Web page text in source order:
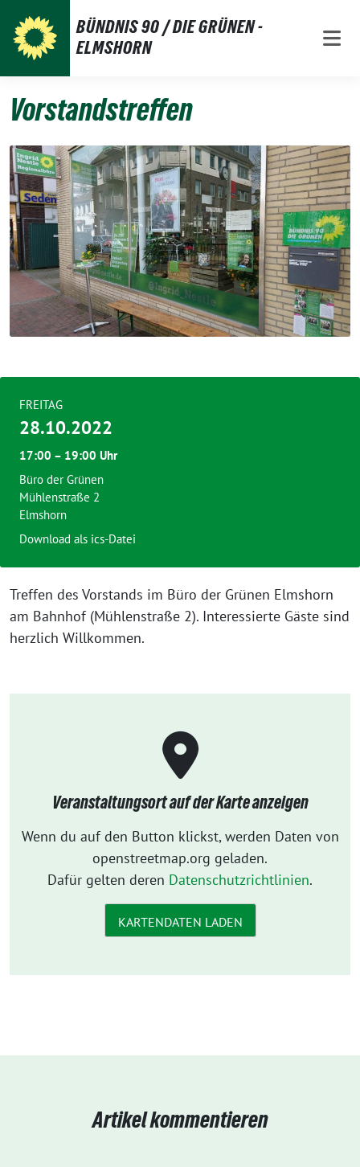
zum
Inhalt
BÜNDNIS 90 / DIE GRÜNEN -
ELMSHORN
Vorstandstreffen
Treffen des Vorstands im Büro der Grünen Elmshorn
am Bahnhof (Mühlenstraße 2). Interessierte Gäste sind
herzlich Willkommen.
FREITAG
28.10.2022
17:00 – 19:00 Uhr
Büro der Grünen
Mühlenstraße 2
Elmshorn
Download als ics-Datei
Veranstaltungsort auf der Karte anzeigen
Wenn du auf den Button klickst, werden Daten von
openstreetmap.org geladen.
Dafür gelten deren Datenschutzrichtlinien.
KARTENDATEN LADEN
Artikel kommentieren